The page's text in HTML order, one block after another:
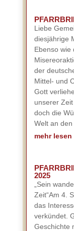
Liebe
diesjährige
Ebenso wie
der
Mittel- und
Gott
unserer
doch die
Welt an den
mehr lesen
2025
„Sein
Zeit“Am 4.
das
verkündet.
Geschichte